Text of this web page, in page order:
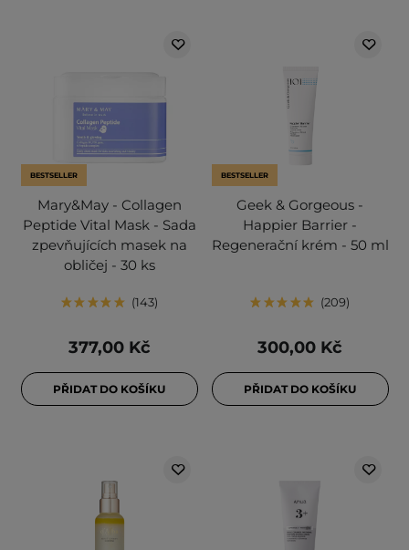
BESTSELLER
Mary&May - Collagen
Peptide Vital Mask - Sada
zpevňujících masek na
obličej - 30 ks
143
377,00 Kč
PŘIDAT DO KOŠÍKU
BESTSELLER
Geek & Gorgeous -
Happier Barrier -
Regenerační krém - 50 ml
209
300,00 Kč
PŘIDAT DO KOŠÍKU